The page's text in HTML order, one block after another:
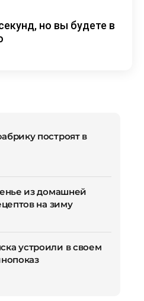
но вы будете в
построят в
из домашней
на зиму
устроили в своем